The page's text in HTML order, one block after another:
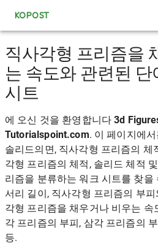
KOPOST
직사각형 프리즘을
는 속도와 관련된 단
시트
에 오신 것을 환영합니다3d
Tutorialspoint.com. 이 페이지에
솔리드의면, 직사각형 프리즘의 체
각형 프리즘의 체적, 솔리드 체적
리즘을 분류하는 워크 시트를 찾을
서리 길이, 직사각형 프리즘의 부
각형 프리즘을 채우거나 비우는 속
각 프리즘의 부피, 삼각 프리즘의
등.